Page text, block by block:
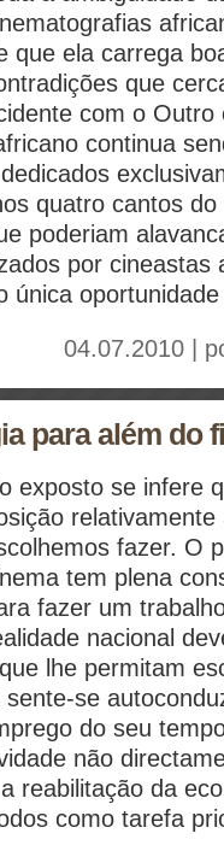
que ela carrega
que
com o Outro
continua
quatro cantos
poderiam
por cineastas
única
04.07.2010 |
para além do
exposto se infere
fazer. O
tem plena
fazer um
nacional
lhe permitam
se
do seu
não
reabilitação da
como tarefa